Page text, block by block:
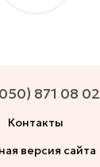
871 08 02
Контакты
версия сайта